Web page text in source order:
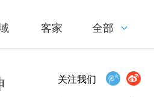
客家 全部
关注我们